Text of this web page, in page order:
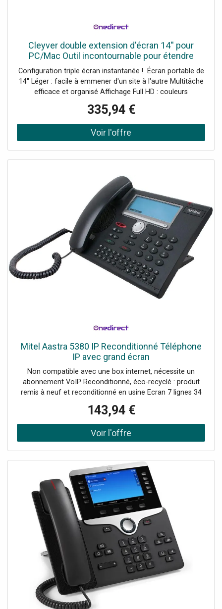
Cleyver double extension d'écran 14'' pour
PC/Mac Outil incontournable pour étendre
facilement votre écran PC et tripler votre
productivité en tout
Configuration triple écran instantanée ! Écran portable de
14'' Léger : facile à emmener d'un site à l'autre Multitâche
efficace et organisé Affichage Full HD : couleurs
éclatantes et détails nets Ajustable en hauteur : meilleur
confort visuel Socle arrière robuste pour un support
stable Compatible avec PC/Mac ( 13 à 17,3''), tablettes et
smartphones
335,94 €
Mitel Aastra 5380 IP Reconditionné Téléphone
IP avec grand écran
Non compatible avec une box internet, nécessite un
abonnement VoIP Reconditionné, éco-recyclé : produit
remis à neuf et reconditionné en usine Ecran 7 lignes 34
touches programmables Mains libres Prise casque
Jusqu'à 3 modules d'extension clavier
143,94 €